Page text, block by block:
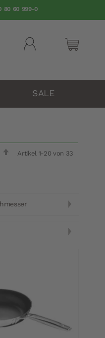
80 60 999-0
Mein
SALE
Artikel 1-20 von 33
absteigender